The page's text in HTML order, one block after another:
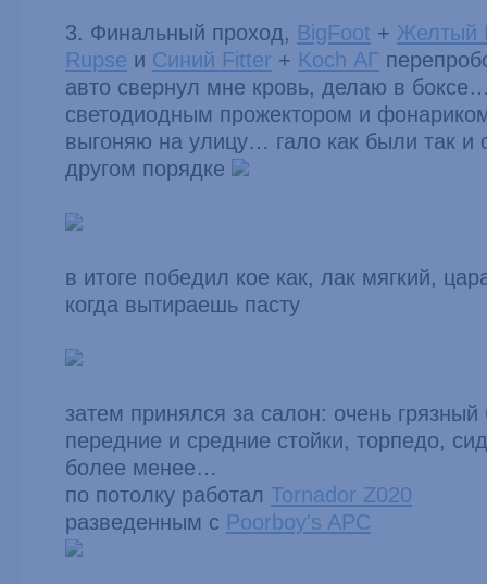
3. Финальный проход, BigFoot + Желтый
Rupse и Синий Fitter + Koch АГ
авто свернул мне кровь, делаю в
светодиодным прожектором и
выгоняю на улицу… гало как были так и
другом порядке
в итоге победил кое как, лак мягкий,
когда вытираешь пасту
затем принялся за салон: очень
передние и средние стойки, торпедо,
более менее…
по потолку работал Tornador Z020
разведенным с Poorboy's APC